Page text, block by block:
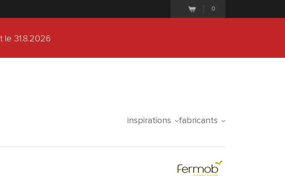
0
le 31.8.2026
inspirations fabricants